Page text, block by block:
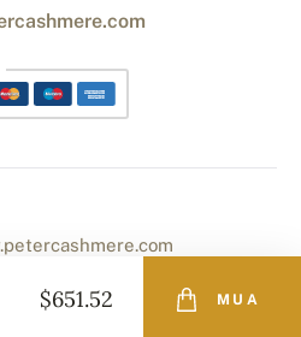
$651.52 MUA
. | Powered by